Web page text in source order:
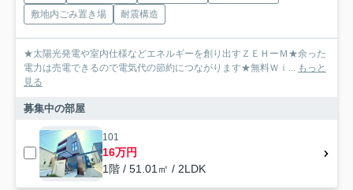
敷地内ごみ置き場
耐震構造
★太陽光発電や室内仕様などエネルギーを創り出すＺＥＨーＭ★余った
電力は売電できるので電気代の節約につながります★無料Ｗｉ... もっと
見る
募集中の部屋
101
16万円
1階 / 51.01㎡ / 2LDK